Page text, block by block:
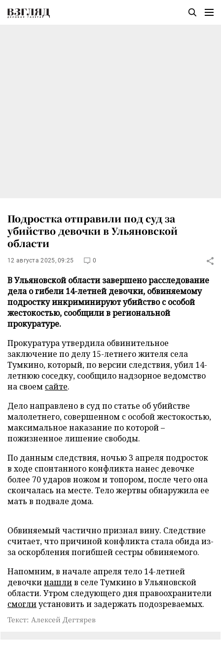
Подростка отправили под суд за
убийство девочки в Ульяновской
области
12 августа 2025, 09:25 0
В Ульяновской области завершено расследование
дела о гибели 14-летней девочки, обвиняемому
подростку инкриминируют убийство с особой
жестокостью, сообщили в региональной
прокуратуре.
Прокуратура утвердила обвинительное
заключение по делу 15-летнего жителя села
Тумкино, который, по версии следствия, убил 14-
летнюю соседку, сообщило надзорное ведомство
на своем сайте.
Дело направлено в суд по статье об убийстве
малолетнего, совершенном с особой жестокостью,
максимальное наказание по которой –
пожизненное лишение свободы.
По данным следствия, ночью 3 апреля подросток
в ходе спонтанного конфликта нанес девочке
более 70 ударов ножом и топором, после чего она
скончалась на месте. Тело жертвы обнаружила ее
мать в подвале дома.
Обвиняемый частично признал вину. Следствие
считает, что причиной конфликта стала обида из-
за оскорбления погибшей сестры обвиняемого.
Напомним, в начале апреля тело 14-летней
девочкинашлив селе Тумкино в Ульяновской
области. Утром следующего дня правоохранители
смоглиустановить и задержать подозреваемых.
Текст: Алексей Дегтярев